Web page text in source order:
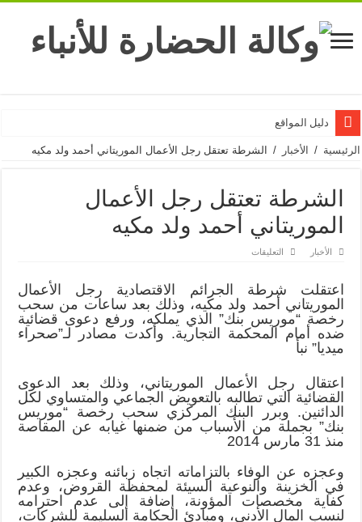
دليل المواقع
الرئيسية / الأخبار / الشرطة تعتقل رجل الأعمال الموريتاني أحمد ولد مكيه
الشرطة تعتقل رجل الأعمال
الموريتاني أحمد ولد مكيه
الأخبار التعليقات
الأعمال
الموريتاني
أحمد
ولد
مكيه
اعتقلت شرطة الجرائم الاقتصادية رجل الأعمال
الموريتاني أحمد ولد مكيه، وذلك بعد ساعات من سحب
رخصة “موريس بنك” الذي يملكه، ورفع دعوى قضائية
ضده أمام المحكمة التجارية. وأكدت مصادر لـ”صحراء
ميديا” نبأ
اعتقال رجل الأعمال الموريتاني، وذلك بعد الدعوى
القضائية التي تطالبه بالتعويض الجماعي والمتساوي لكل
الدائنين. وبرر البنك المركزي سحب رخصة “موريس
بنك” بجملة من الأسباب من ضمنها غيابه عن المقاصة
منذ 31 مارس 2014
وعجزه عن الوفاء بالتزاماته اتجاه زبائنه وعجزه الكبير
في الخزينة والنوعية السيئة لمحفظة القروض، وعدم
كفاية مخصصات المؤونة، إضافة إلى عدم احترامه
لنسب المال الأدنى، ومبادئ الحكامة السليمة للشركات،